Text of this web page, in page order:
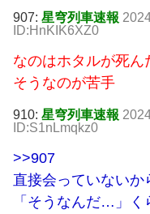
907: 星穹列車速報
ID:HnKIK6XZ0
なのはホタルが死ん
そうなのが苦手
910: 星穹列車速報
ID:S1nLmqkz0
>>907
直接会っていないか
「そうなんだ…」